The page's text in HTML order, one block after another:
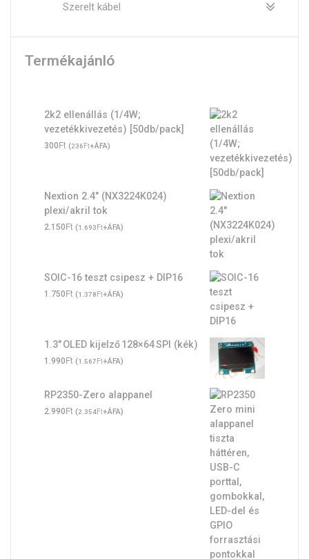
Szerelt kábel
Termékajánló
2k2 ellenállás (1/4W;
vezetékkivezetés) [50db/pack]
300Ft (236Ft+ÁFA)
Nextion 2.4" (NX3224K024)
plexi/akril tok
2.150Ft (1.693Ft+ÁFA)
SOIC-16 teszt csipesz + DIP16
1.750Ft (1.378Ft+ÁFA)
1.3″ OLED kijelző 128×64 SPI (kék)
1.990Ft (1.567Ft+ÁFA)
RP2350-Zero alappanel
2.990Ft (2.354Ft+ÁFA)